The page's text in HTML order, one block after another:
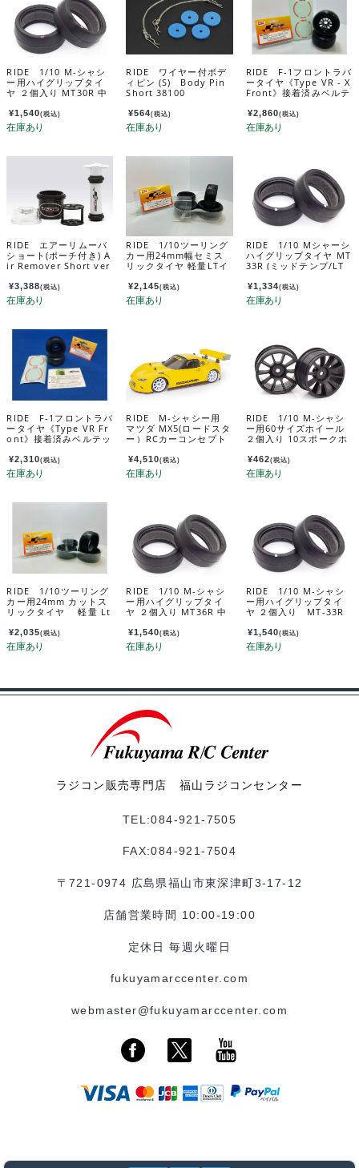
RIDE 1/10 M-シャシ
ー用ハイグリップタイ
ヤ ２個入り MT30R 中
付属） 1/10 M-Chassi
s High grip tires MT3
0R (Mid-Low Temp/L
¥1,540(税込)
RIDE ワイヤー付ボデ
ィピン (S) Body Pin
Short 38100
¥564(税込)
RIDE F-1フロントラバ
ータイヤ《Type VR - X
Front》接着済みベルテ
（ハード） 2個入り 3
6203
¥2,860(税込)
RIDE エアーリムーバ
ショート(ポーチ付き) A
ir Remover Short ver
100
¥3,388(税込)
RIDE 1/10ツーリング
カー用24mm幅セミス
リックタイヤ 軽量LTイ
り 34133
¥2,145(税込)
RIDE 1/10 Mシャーシ
ハイグリップタイヤ MT
33R (ミッドテンプ/LT
¥1,334(税込)
RIDE F-1フロントラバ
ータイヤ《Type VR Fr
ont》接着済みベルテッ
り 36201
¥2,310(税込)
RIDE M-シャシー用
マツダ MX5(ロードスタ
ー）RCカーコンセプト
hassis MAZDA MX5 R
C Car Concept Body
37040
¥4,510(税込)
RIDE 1/10 M-シャシ
ー用60サイズホイール
２個入り 10スポークホ
M-Chassis 60 size wh
eel 2 pieces 10-spoke
wheel – Black 35402
¥462(税込)
RIDE 1/10ツーリング
カー用24mm カットス
リックタイヤ 軽量 Lt
り 34125
¥2,035(税込)
RIDE 1/10 M-シャシ
ー用ハイグリップタイ
ヤ ２個入り MT36R 中
付属） 1/10 M-Chassi
s High grip tires MT3
6R (Hi-Mid Temp/LT i
¥1,540(税込)
RIDE 1/10 M-シャシ
ー用ハイグリップタイ
ヤ ２個入り MT-33R
付属） 34402
¥1,540(税込)
ラジコン販売専門店 福山ラジコンセンター
TEL:084-921-7505
FAX:084-921-7504
〒721-0974 広島県福山市東深津町3-17-12
店舗営業時間 10:00-19:00
定休日 毎週火曜日
fukuyamarccenter.com
webmaster@fukuyamarccenter.com